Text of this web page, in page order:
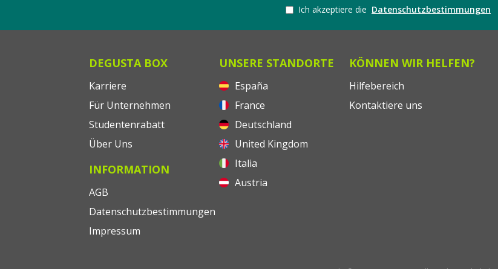
Ich akzeptiere die Datenschutzbestimmungen
DEGUSTA BOX
Karriere
Für Unternehmen
Studentenrabatt
Über Uns
INFORMATION
AGB
Datenschutzbestimmungen
Impressum
UNSERE STANDORTE
España
France
Deutschland
United Kingdom
Italia
Austria
KÖNNEN WIR HELFEN?
Hilfebereich
Kontaktiere uns